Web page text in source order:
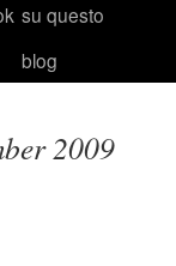
su questo
blog
2009